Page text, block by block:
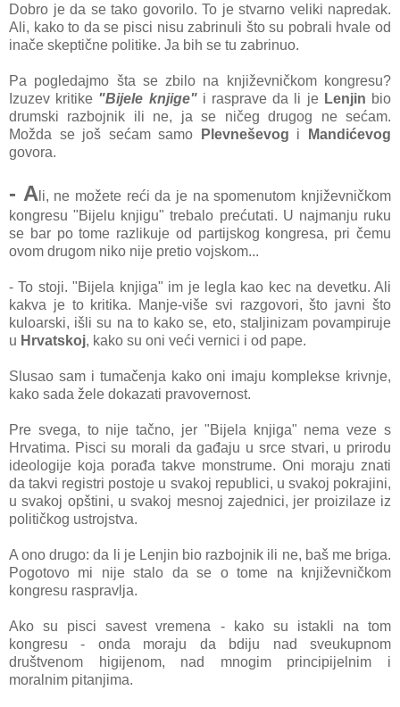
Dobro je da se tako govorilo. To je stvarno veliki napredak.
Ali, kako to da se pisci nisu zabrinuli što su pobrali hvale od
inače skeptične politike. Ja bih se tu zabrinuo.
Pa pogledajmo šta se zbilo na književničkom kongresu?
Izuzev kritike "Bijele knjige"i rasprave da li je Lenjin bio
drumski razbojnik ili ne, ja se ničeg drugog ne sećam.
Možda se još sećam samo
Plevneševog i
Mandićevog
govora.
- Ali, ne možete reći da je na spomenutom književničkom
kongresu "Bijelu knjigu" trebalo prećutati. U najmanju ruku
se bar po tome razlikuje od partijskog kongresa, pri čemu
ovom drugom niko nije pretio vojskom...
- To stoji. "Bijela knjiga" im je legla kao kec na devetku. Ali
kakva je to kritika. Manje-više svi razgovori, što javni što
kuloarski, išli su na to kako se, eto, staljinizam povampiruje
u Hrvatskoj, kako su oni veći vernici i od pape.
Slusao sam i tumačenja kako oni imaju komplekse krivnje,
kako sada žele dokazati pravovernost.
Pre svega, to nije tačno, jer "Bijela knjiga" nema veze s
Hrvatima. Pisci su morali da gađaju u srce stvari, u prirodu
ideologije koja porađa takve monstrume. Oni moraju znati
da takvi registri postoje u svakoj republici, u svakoj pokrajini,
u svakoj opštini, u svakoj mesnoj zajednici, jer proizilaze iz
političkog ustrojstva.
A ono drugo: da li je Lenjin bio razbojnik ili ne, baš me briga.
Pogotovo mi nije stalo da se o tome na književničkom
kongresu raspravlja.
Ako su pisci savest vremena - kako su istakli na tom
kongresu - onda moraju da bdiju nad sveukupnom
društvenom higijenom, nad mnogim principijelnim i
moralnim pitanjima.